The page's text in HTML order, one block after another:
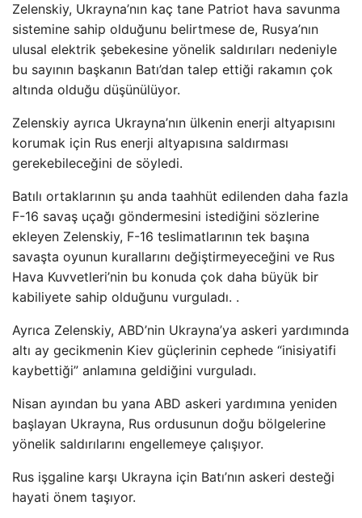
Zelenskiy, Ukrayna’nın kaç tane Patriot hava savunma
sistemine sahip olduğunu belirtmese de, Rusya’nın
ulusal elektrik şebekesine yönelik saldırıları nedeniyle
bu sayının başkanın Batı’dan talep ettiği rakamın çok
altında olduğu düşünülüyor.
Zelenskiy ayrıca Ukrayna’nın ülkenin enerji altyapısını
korumak için Rus enerji altyapısına saldırması
gerekebileceğini de söyledi.
Batılı ortaklarının şu anda taahhüt edilenden daha fazla
F-16 savaş uçağı göndermesini istediğini sözlerine
ekleyen Zelenskiy, F-16 teslimatlarının tek başına
savaşta oyunun kurallarını değiştirmeyeceğini ve Rus
Hava Kuvvetleri’nin bu konuda çok daha büyük bir
kabiliyete sahip olduğunu vurguladı. .
Ayrıca Zelenskiy, ABD’nin Ukrayna’ya askeri yardımında
altı ay gecikmenin Kiev güçlerinin cephede “inisiyatifi
kaybettiği” anlamına geldiğini vurguladı.
Nisan ayından bu yana ABD askeri yardımına yeniden
başlayan Ukrayna, Rus ordusunun doğu bölgelerine
yönelik saldırılarını engellemeye çalışıyor.
Rus işgaline karşı Ukrayna için Batı’nın askeri desteği
hayati önem taşıyor.